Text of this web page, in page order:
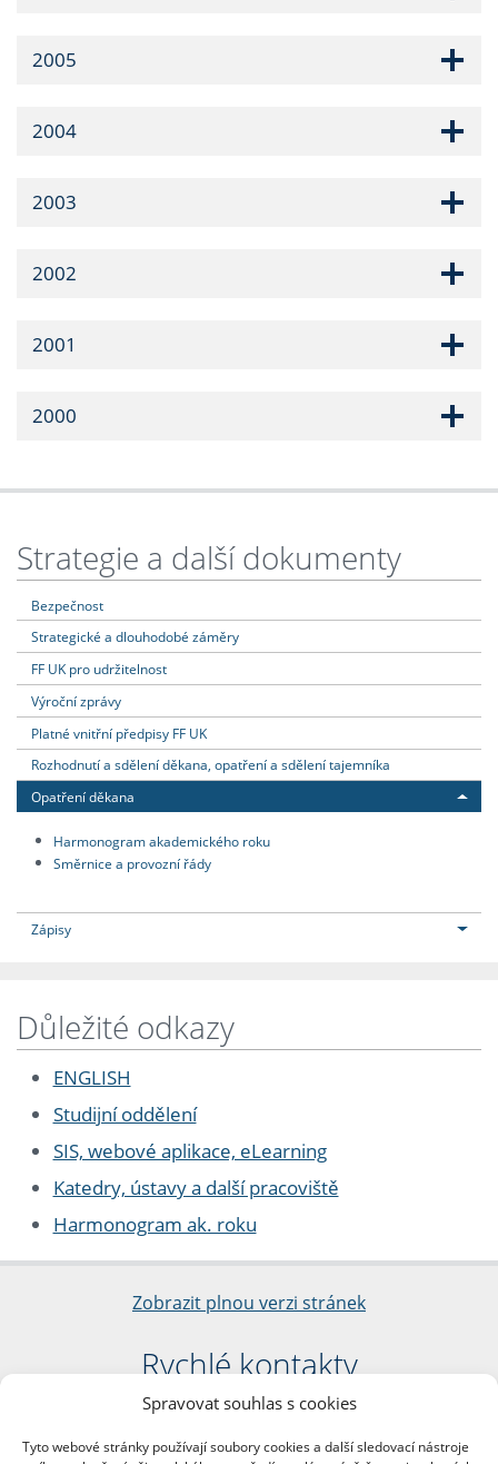
Spravovat souhlas s cookies
Tyto webové stránky používají soubory cookies a další sledovací nástroje
2005
2004
2003
2002
2001
2000
Strategie a další dokumenty
Bezpečnost
Strategické a dlouhodobé záměry
FF UK pro udržitelnost
Výroční zprávy
Platné vnitřní předpisy FF UK
Rozhodnutí a sdělení děkana, opatření a sdělení tajemníka
Opatření děkana
Harmonogram akademického roku
Směrnice a provozní řády
Zápisy
Důležité odkazy
ENGLISH
Studijní oddělení
SIS, webové aplikace, eLearning
Katedry, ústavy a další pracoviště
Harmonogram ak. roku
Zobrazit plnou verzi stránek
Rychlé kontakty
Filozofická fakulta
nám. Jana Palacha 1/2